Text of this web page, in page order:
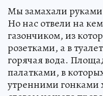
Мы замахали
Но нас отвели на
газончиком, из
розетками, а в
горячая вода.
палатками, в
утренними гонками